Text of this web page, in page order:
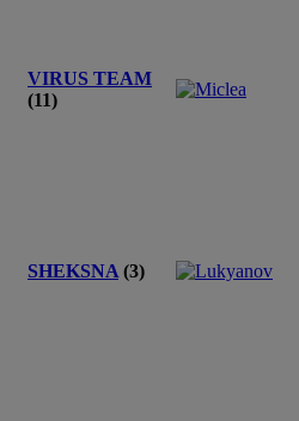
VIRUS TEAM
(11)
SHEKSNA (3)